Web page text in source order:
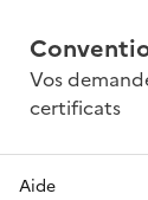
Vos
certificats
Aide